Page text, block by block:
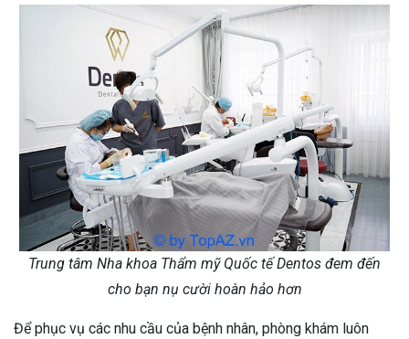
Trung tâm Nha khoa Thẩm mỹ Quốc tế Dentos đem đến
cho bạn nụ cười hoàn hảo hơn
Để phục vụ các nhu cầu của bệnh nhân, phòng khám luôn